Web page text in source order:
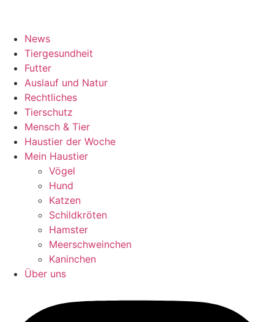
News
Tiergesundheit
Futter
Auslauf und Natur
Rechtliches
Tierschutz
Mensch & Tier
Haustier der Woche
Mein Haustier
Vögel
Hund
Katzen
Schildkröten
Hamster
Meerschweinchen
Kaninchen
Über uns